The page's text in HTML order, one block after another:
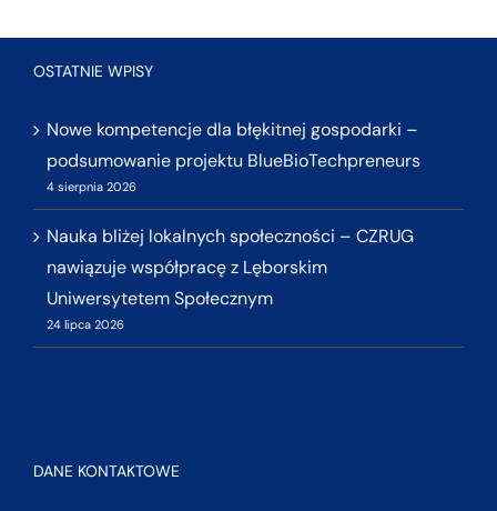
OSTATNIE WPISY
Nowe kompetencje dla błękitnej gospodarki –
podsumowanie projektu BlueBioTechpreneurs
4 sierpnia 2026
Nauka bliżej lokalnych społeczności – CZRUG
nawiązuje współpracę z Lęborskim
Uniwersytetem Społecznym
24 lipca 2026
DANE KONTAKTOWE